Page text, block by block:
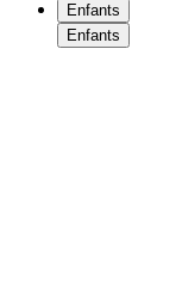
Enfants
Enfants